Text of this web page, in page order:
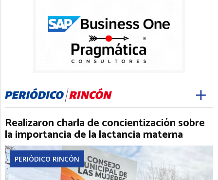
Realizaron charla de concientización sobre
la importancia de la lactancia materna
PERIÓDICO RINCÓN